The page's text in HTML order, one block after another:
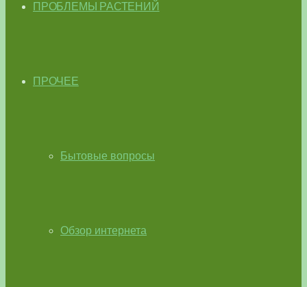
ПРОБЛЕМЫ РАСТЕНИЙ
ПРОЧЕЕ
Бытовые вопросы
Обзор интернета